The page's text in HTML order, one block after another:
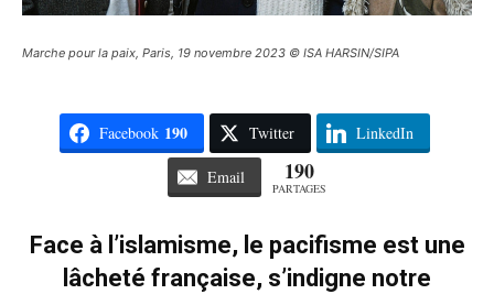
Marche pour la paix, Paris, 19 novembre 2023 © ISA HARSIN/SIPA
Facebook 190 Twitter LinkedIn
Email 190
PARTAGES
Face à l’islamisme, le pacifisme est une
lâcheté française, s’indigne notre